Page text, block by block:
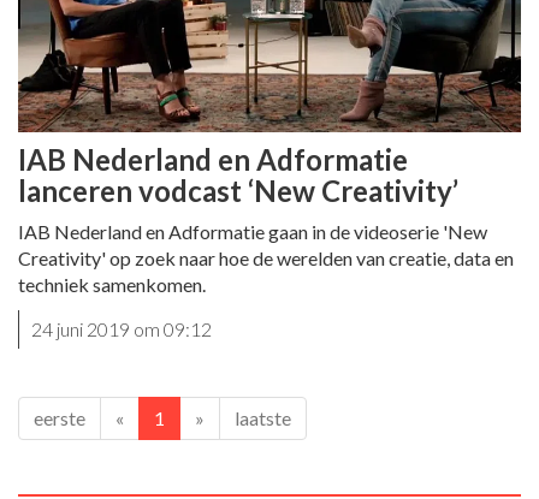
IAB Nederland en Adformatie
lanceren vodcast ‘New Creativity’
IAB Nederland en Adformatie gaan in de videoserie 'New
Creativity' op zoek naar hoe de werelden van creatie, data en
techniek samenkomen.
24 juni 2019 om 09:12
eerste « 1 » laatste